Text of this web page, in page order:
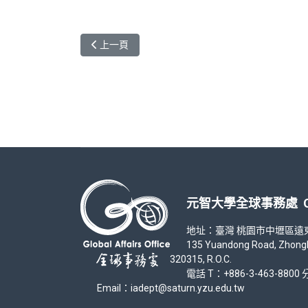
上一篇文章: 元智大學111學年度新南向學海築夢
上一頁
元智大學全球事務處
地址：臺灣 桃園市中壢區遠
135 Yuandong Road,
320315, R.O.C.
電話 T：+886-3-463-8800
Email：iadept@saturn.yzu.edu.tw